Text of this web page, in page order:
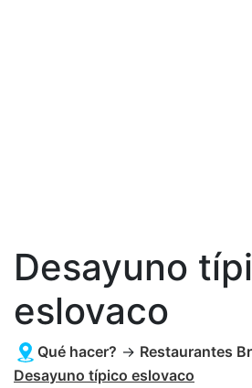
Desayuno
eslovaco
Qué hacer? → Restaurantes
Desayuno típico eslovaco